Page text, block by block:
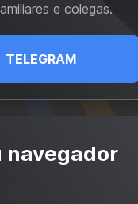
e colegas.
TELEGRAM
navegador